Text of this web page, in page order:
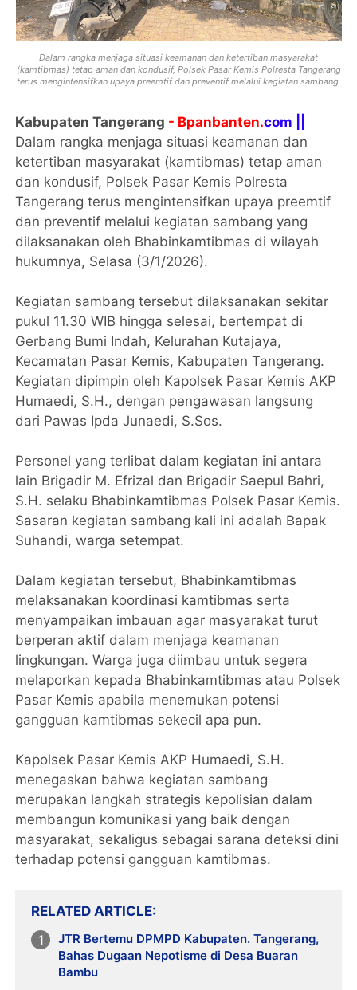
Dalam rangka menjaga situasi keamanan dan ketertiban masyarakat
(kamtibmas) tetap aman dan kondusif, Polsek Pasar Kemis Polresta Tangerang
terus mengintensifkan upaya preemtif dan preventif melalui kegiatan sambang
Kabupaten Tangerang - Bpanbanten.com ||
Dalam rangka menjaga situasi keamanan dan
ketertiban masyarakat (kamtibmas) tetap aman
dan kondusif, Polsek Pasar Kemis Polresta
Tangerang terus mengintensifkan upaya preemtif
dan preventif melalui kegiatan sambang yang
dilaksanakan oleh Bhabinkamtibmas di wilayah
hukumnya, Selasa (3/1/2026).
Kegiatan sambang tersebut dilaksanakan sekitar
pukul 11.30 WIB hingga selesai, bertempat di
Gerbang Bumi Indah, Kelurahan Kutajaya,
Kecamatan Pasar Kemis, Kabupaten Tangerang.
Kegiatan dipimpin oleh Kapolsek Pasar Kemis AKP
Humaedi, S.H., dengan pengawasan langsung
dari Pawas Ipda Junaedi, S.Sos.
Personel yang terlibat dalam kegiatan ini antara
lain Brigadir M. Efrizal dan Brigadir Saepul Bahri,
S.H. selaku Bhabinkamtibmas Polsek Pasar Kemis.
Sasaran kegiatan sambang kali ini adalah Bapak
Suhandi, warga setempat.
Dalam kegiatan tersebut, Bhabinkamtibmas
melaksanakan koordinasi kamtibmas serta
menyampaikan imbauan agar masyarakat turut
berperan aktif dalam menjaga keamanan
lingkungan. Warga juga diimbau untuk segera
melaporkan kepada Bhabinkamtibmas atau Polsek
Pasar Kemis apabila menemukan potensi
gangguan kamtibmas sekecil apa pun.
Kapolsek Pasar Kemis AKP Humaedi, S.H.
menegaskan bahwa kegiatan sambang
merupakan langkah strategis kepolisian dalam
membangun komunikasi yang baik dengan
masyarakat, sekaligus sebagai sarana deteksi dini
terhadap potensi gangguan kamtibmas.
RELATED ARTICLE
JTR Bertemu DPMPD Kabupaten. Tangerang,
Bahas Dugaan Nepotisme di Desa Buaran
Bambu